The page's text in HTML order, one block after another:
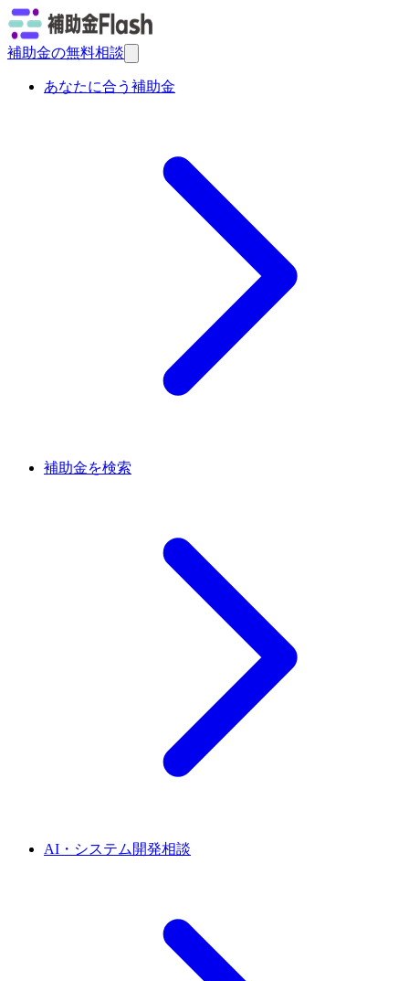
補助金の無料相談
あなたに合う補助金
補助金を検索
AI・システム開発相談